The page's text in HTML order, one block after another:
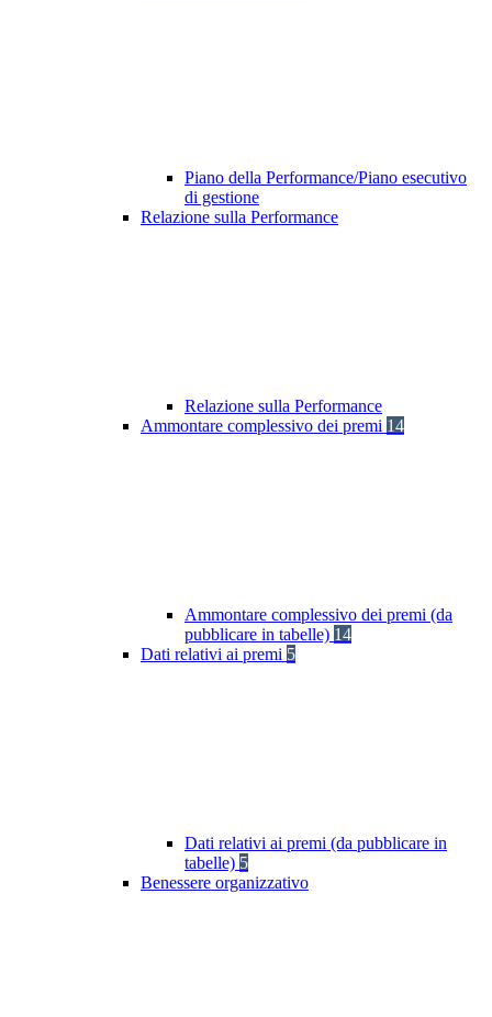
Piano della Performance/Piano esecutivo
di gestione
Relazione sulla Performance
Relazione sulla Performance
Ammontare complessivo dei premi 14
Ammontare complessivo dei premi (da
pubblicare in tabelle) 14
Dati relativi ai premi 5
Dati relativi ai premi (da pubblicare in
tabelle) 5
Benessere organizzativo